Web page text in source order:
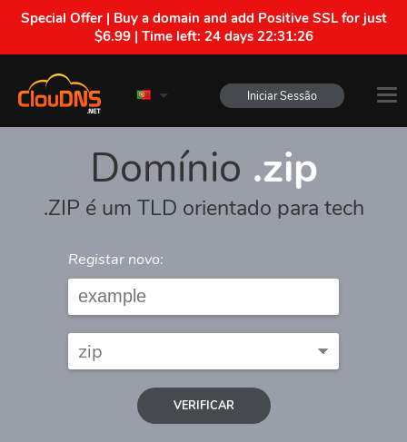
Special Offer | Buy a domain and add Positive SSL for just
$6.99 | Time left: 24 days 22:31:26
Iniciar Sessão
Domínio .zip
.ZIP é um TLD orientado para tech
Registar novo:
VERIFICAR